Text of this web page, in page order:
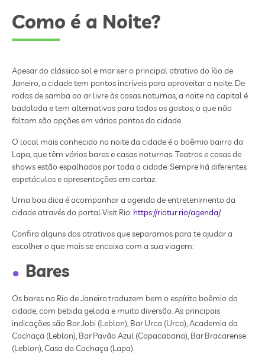
Como é a Noite?
Apesar do clássico sol e mar ser o principal atrativo do Rio de
Janeiro, a cidade tem pontos incríveis para aproveitar a noite. De
rodas de samba ao ar livre às casas noturnas, a noite na capital é
badalada e tem alternativas para todos os gostos, o que não
faltam são opções em vários pontos da cidade.
O local mais conhecido na noite da cidade é o boêmio bairro da
Lapa, que têm vários bares e casas noturnas. Teatros e casas de
shows estão espalhados por toda a cidade. Sempre há diferentes
espetáculos e apresentações em cartaz.
Uma boa dica é acompanhar a agenda de entretenimento da
cidade através do portal Visit Rio: https://riotur.rio/agenda/
Confira alguns dos atrativos que separamos para te ajudar a
escolher o que mais se encaixa com a sua viagem:
Bares
Os bares no Rio de Janeiro traduzem bem o espírito boêmio da
cidade, com bebida gelada e muita diversão. As principais
indicações são Bar Jobi (Leblon), Bar Urca (Urca), Academia da
Cachaça (Leblon), Bar Pavão Azul (Copacabana), Bar Bracarense
(Leblon), Casa da Cachaça (Lapa).